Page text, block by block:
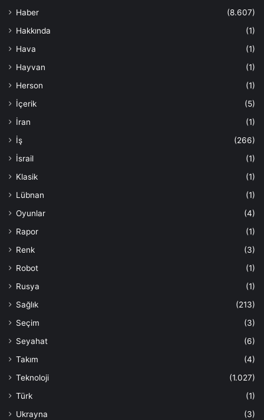
Haber
(8.607)
Hakkında
(1)
Hava
(1)
Hayvan
(1)
Herson
(1)
İçerik
(5)
İran
(1)
İş
(266)
İsrail
(1)
Klasik
(1)
Lübnan
(1)
Oyunlar
(4)
Rapor
(1)
Renk
(3)
Robot
(1)
Rusya
(1)
Sağlık
(213)
Seçim
(3)
Seyahat
(6)
Takım
(4)
Teknoloji
(1.027)
Türk
(1)
Ukrayna
(3)